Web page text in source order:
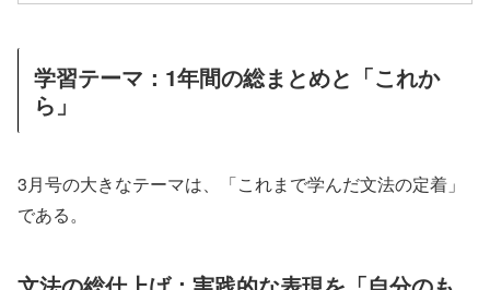
学習テーマ：1年間の総まとめと「これか
ら」
3月号の大きなテーマは、「これまで学んだ文法の定着」
である。